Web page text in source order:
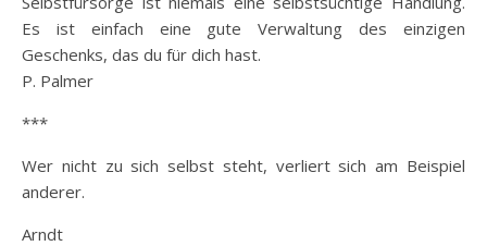
Es ist einfach eine gute Verwaltung des einzigen
Geschenks, das du für dich hast.
P. Palmer
***
Wer nicht zu sich selbst steht, verliert sich am Beispiel
anderer.
Arndt